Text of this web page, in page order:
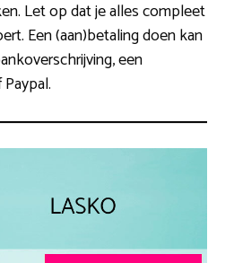
Let op dat je alles compleet
Een (aan)betaling doen kan
een